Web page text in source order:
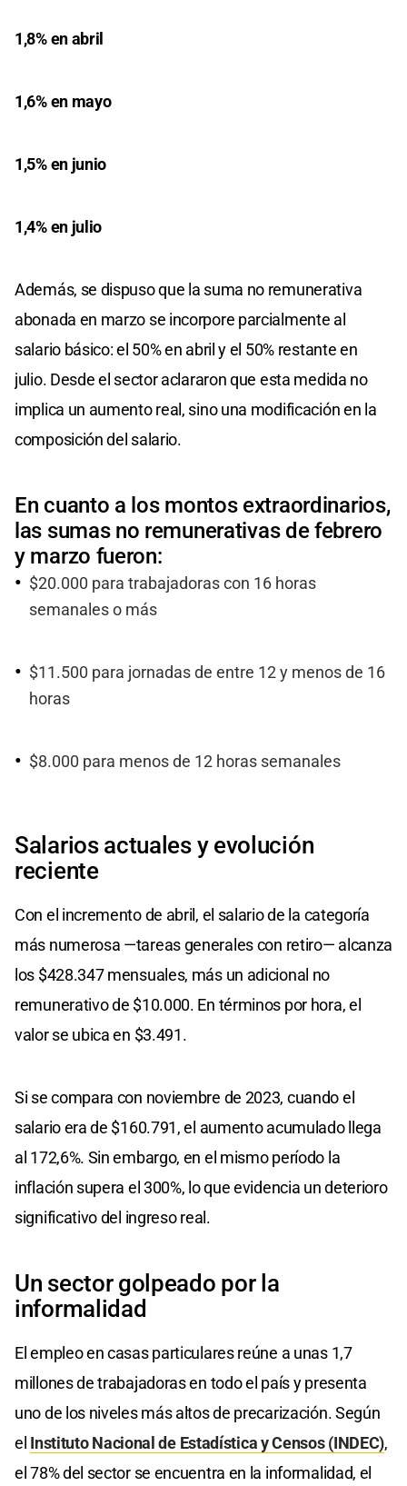
1,8% en abril
1,6% en mayo
1,5% en junio
1,4% en julio
Además, se dispuso que la suma no remunerativa
abonada en marzo se incorpore parcialmente al
salario básico: el 50% en abril y el 50% restante en
julio. Desde el sector aclararon que esta medida no
implica un aumento real, sino una modificación en la
composición del salario.
En cuanto a los montos extraordinarios,
las sumas no remunerativas de febrero
y marzo fueron:
$20.000 para trabajadoras con 16 horas
semanales o más
$11.500 para jornadas de entre 12 y menos de 16
horas
$8.000 para menos de 12 horas semanales
Salarios actuales y evolución
reciente
Con el incremento de abril, el salario de la categoría
más numerosa —tareas generales con retiro— alcanza
los $428.347 mensuales, más un adicional no
remunerativo de $10.000. En términos por hora, el
valor se ubica en $3.491.
Si se compara con noviembre de 2023, cuando el
salario era de $160.791, el aumento acumulado llega
al 172,6%. Sin embargo, en el mismo período la
inflación supera el 300%, lo que evidencia un deterioro
significativo del ingreso real.
Un sector golpeado por la
informalidad
El empleo en casas particulares reúne a unas 1,7
millones de trabajadoras en todo el país y presenta
uno de los niveles más altos de precarización. Según
el Instituto Nacional de Estadística y Censos (INDEC),
el 78% del sector se encuentra en la informalidad, el